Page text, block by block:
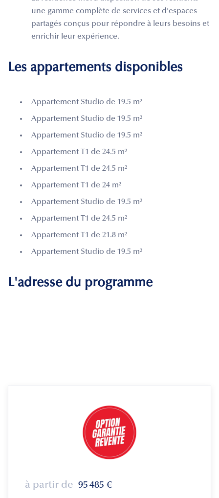
une gamme complète de services et d’espaces
partagés conçus pour répondre à leurs besoins et
enrichir leur expérience.
Les appartements disponibles
Appartement Studio de 19.5 m²
Appartement Studio de 19.5 m²
Appartement Studio de 19.5 m²
Appartement T1 de 24.5 m²
Appartement T1 de 24.5 m²
Appartement T1 de 24 m²
Appartement Studio de 19.5 m²
Appartement T1 de 24.5 m²
Appartement T1 de 21.8 m²
Appartement Studio de 19.5 m²
L'adresse du programme
à partir de 95 485 €